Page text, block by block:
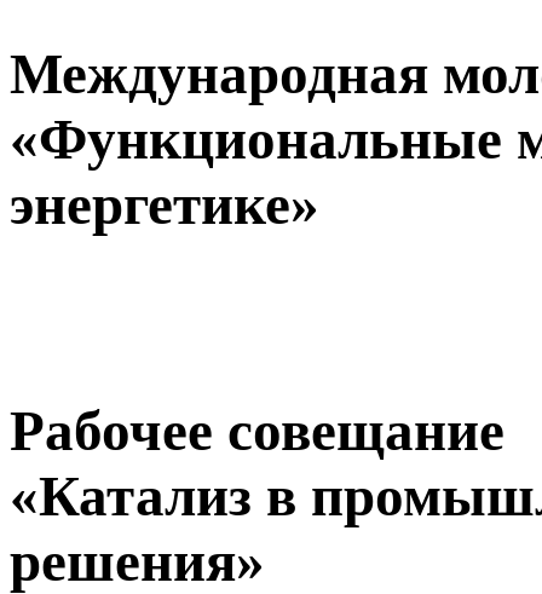
Международная
«Функциональные
энергетике»
Рабочее совещание
«Катализ в
решения»